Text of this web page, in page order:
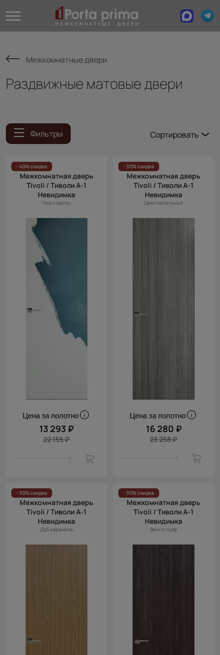
Межкомнатные двери
Раздвижные матовые двери
Фильтры
Сортировать
Цена
(возр.)
Цена (убыв.)
Cначала
новинки
- 40% скидка
Межкомнатная дверь
Tivoli / Тиволи А-1
Невидимка
Под отделку
Цена за полотно
13 293 ₽
22 155 ₽
- 30% скидка
Межкомнатная дверь
Tivoli / Тиволи А-1
Невидимка
Орех пепельный
Цена за полотно
16 280 ₽
23 258 ₽
- 30% скидка
Межкомнатная дверь
Tivoli / Тиволи А-1
Невидимка
Дуб карамель
- 30% скидка
Межкомнатная дверь
Tivoli / Тиволи А-1
Невидимка
Венге Нуар